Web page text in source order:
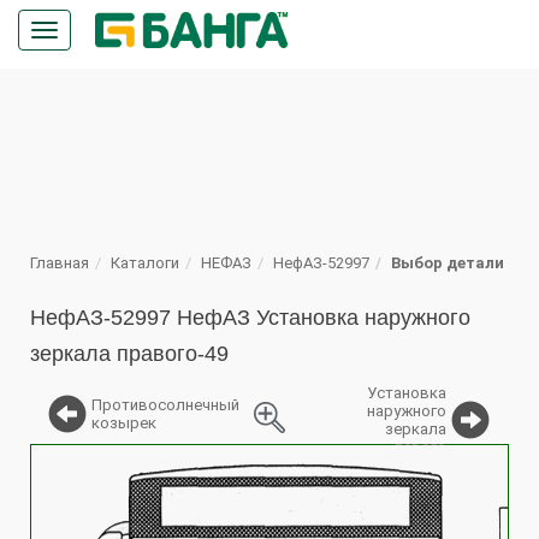
Кнопка
меню
Главная Каталоги НЕФАЗ НефАЗ-52997 Выбор детали
НефАЗ-52997 НефАЗ Установка наружного
зеркала правого-49
Противосолнечный
козырек
%
Установка
наружного
зеркала
левого